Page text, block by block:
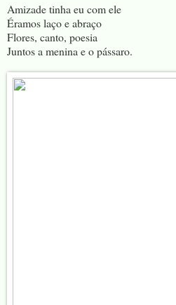
Amizade tinha eu com ele
Éramos laço e abraço
Flores, canto, poesia
Juntos a menina e o pássaro.